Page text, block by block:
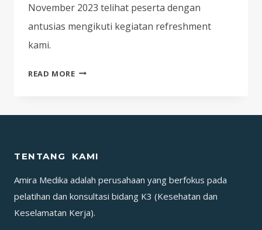
November 2023 telihat peserta dengan
antusias mengikuti kegiatan refreshment
kami.
READ MOREREFRESHMENT
TEMPAT
INSPEKSI
@PERTAMINA
GAS
NEGARA
TENTANG KAMI
Amira Medika adalah perusahaan yang berfokus pada
pelatihan dan konsultasi bidang K3 (Kesehatan dan
Keselamatan Kerja).